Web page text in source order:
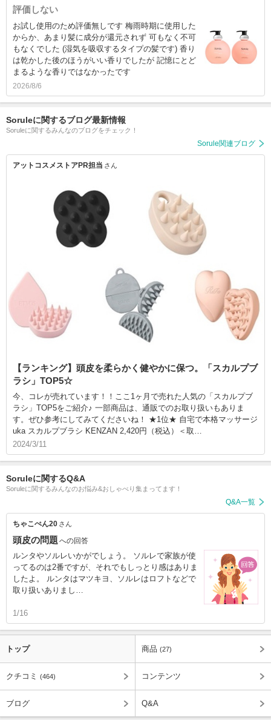
評価しない
お試し使用のため評価無しです 梅雨時期に使用した
からか、あまり髪に成分が還元されず 可もなく不可
もなくでした (湿気を吸収するタイプの髪です) 香り
は乾かした後のほうがいい香りでしたが 記憶にとど
まるような香りではなかったです
2026/8/6
Soruleに関するブログ最新情報
Soruleに関するみんなのブログをチェック！
Sorule関連ブログ
アットコスメストアPR担当 さん
【ランキング】頭皮を柔らかく健やかに保つ。「スカルプブ
ラシ」TOP5☆
今、コレが売れています！！ここ1ヶ月で売れた人気の「スカルプブ
ラシ」TOP5をご紹介♪ 一部商品は、通販でのお取り扱いもありま
す。ぜひ参考にしてみてくださいね！ ★1位★ 自宅で本格マッサージ
uka スカルプブラシ KENZAN 2,420円（税込）＜取…
2024/3/11
Soruleに関するQ&A
Soruleに関するみんなのお悩み&おしゃべり集まってます！
Q&A一覧
ちゃこぺん20 さん
頭皮の問題 への回答
ルンタやソルレいかがでしょう。 ソルレで家族が使
ってるのは2番ですが、それでもしっとり感はありま
したよ。 ルンタはマツキヨ、ソルレはロフトなどで
取り扱いありまし…
1/16
トップ 商品 (27)
クチコミ (464) コンテンツ
ブログ Q&A